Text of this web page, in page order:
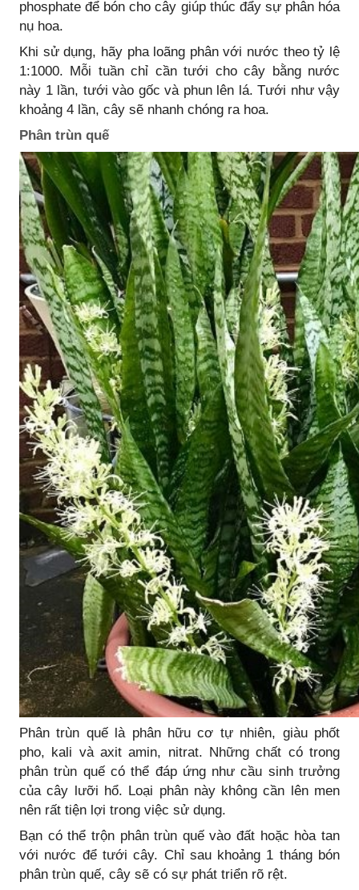
phosphate để bón cho cây giúp thúc đẩy sự phân hóa
nụ hoa.
Khi sử dụng, hãy pha loãng phân với nước theo tỷ lệ
1:1000. Mỗi tuần chỉ cần tưới cho cây bằng nước
này 1 lần, tưới vào gốc và phun lên lá. Tưới như vậy
khoảng 4 lần, cây sẽ nhanh chóng ra hoa.
Phân trùn quế
Phân trùn quế là phân hữu cơ tự nhiên, giàu phốt
pho, kali và axit amin, nitrat. Những chất có trong
phân trùn quế có thể đáp ứng như cầu sinh trưởng
của cây lưỡi hổ. Loại phân này không cần lên men
nên rất tiện lợi trong việc sử dụng.
Bạn có thể trộn phân trùn quế vào đất hoặc hòa tan
với nước để tưới cây. Chỉ sau khoảng 1 tháng bón
phân trùn quế, cây sẽ có sự phát triển rõ rệt.